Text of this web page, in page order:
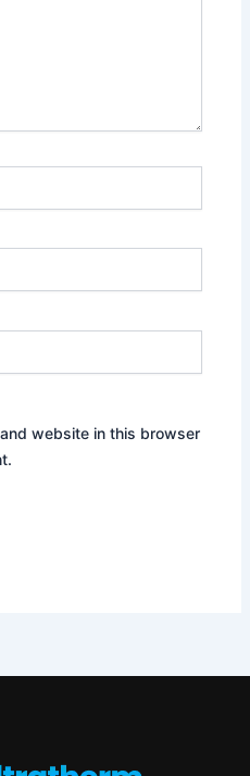
website in this browser